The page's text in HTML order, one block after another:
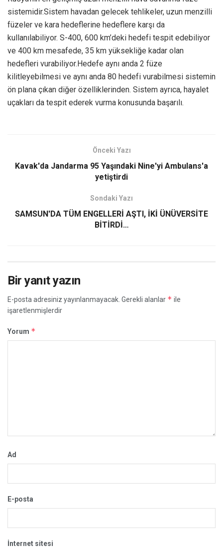
sistemidir.Sistem havadan gelecek tehlikeler, uzun menzilli
füzeler ve kara hedeflerine hedeflere karşı da
kullanılabiliyor. S-400, 600 km’deki hedefi tespit edebiliyor
ve 400 km mesafede, 35 km yüksekliğe kadar olan
hedefleri vurabiliyor.Hedefe aynı anda 2 füze
kilitleyebilmesi ve aynı anda 80 hedefi vurabilmesi sistemin
ön plana çıkan diğer özelliklerinden. Sistem ayrıca, hayalet
uçakları da tespit ederek vurma konusunda başarılı.
Önceki Yazı
Kavak'da Jandarma 95 Yaşındaki Nine'yi Ambulans'a
yetiştirdi
Sondaki Yazı
SAMSUN'DA TÜM ENGELLERİ AŞTI, İKİ ÜNÜVERSİTE
BİTİRDİ…
Bir yanıt yazın
E-posta adresiniz yayınlanmayacak. Gerekli alanlar * ile
işaretlenmişlerdir
Yorum *
Ad
E-posta
İnternet sitesi